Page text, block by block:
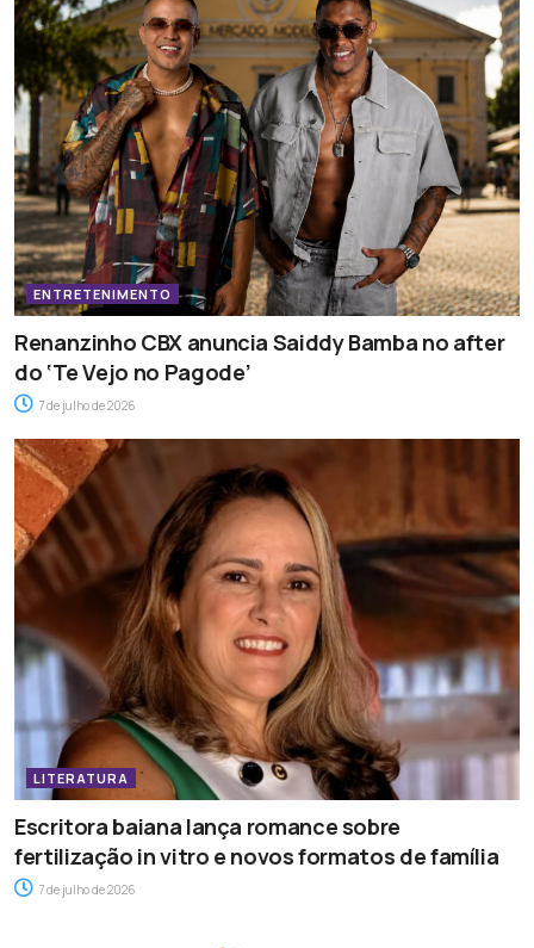
ENTRETENIMENTO
Renanzinho CBX anuncia Saiddy Bamba no after
do ‘Te Vejo no Pagode’
7 de julho de 2026
LITERATURA
Escritora baiana lança romance sobre
fertilização in vitro e novos formatos de família
7 de julho de 2026